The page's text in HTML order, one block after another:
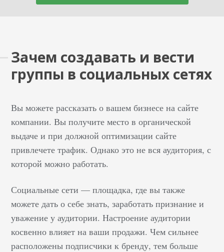
Зачем создавать и вести
группы в социальных сетях
Вы можете рассказать о вашем бизнесе на сайте
компании. Вы получите место в органической
выдаче и при должной оптимизации сайте
привлечете трафик. Однако это не вся аудитория, с
которой можно работать.
Социальные сети — площадка, где вы также
можете дать о себе знать, заработать признание и
уважение у аудитории. Настроение аудитории
косвенно влияет на ваши продажи. Чем сильнее
расположены подписчики к бренду, тем больше